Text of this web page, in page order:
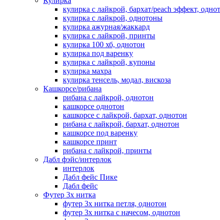
кулирка с лайкрой, бархат/peach эффект,
кулирка с лайкрой, однотоны
кулирка ажурная/жаккард
кулирка с лайкрой, принты
кулирка 100 хб, однотон
кулирка под варенку
кулирка с лайкрой, купоны
кулирка махра
кулирка тенсель, модал, вискоза
Кашкорсе/рибана
рибана с лайкрой, однотон
кашкорсе однотон
кашкорсе с лайкрой, бархат, однотон
рибана с лайкрой, бархат, однотон
кашкорсе под варенку
кашкорсе принт
рибана с лайкрой, принты
Дабл фэйс/интерлок
интерлок
Дабл фейс Пике
Дабл фейс
Футер 3х нитка
футер 3х нитка петля, однотон
футер 3х нитка с начесом, однотон